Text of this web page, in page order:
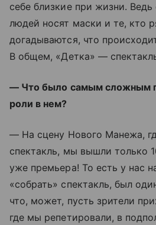
себе близкие при жизни. Ведь
людей носят маски и те, кто
догадываются, что
В общем, «Детка» —
— Что было самым сложным
роли в нем?
— На сцену Нового Манежа,
спектакль, мы вышли только
уже премьера! То есть у нас
«собрать» спектакль, был
что, может, пусть зрители
где мы репетировали, в